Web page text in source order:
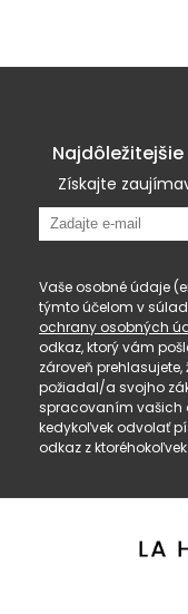
Získajte
Vaše osobné údaje
týmto účelom v
ochrany osobných
odkaz, ktorý vám
zároveň prehlasujete,
požiadal/a svojho
spracovaním vašich
kedykoľvek odvolať
odkaz z